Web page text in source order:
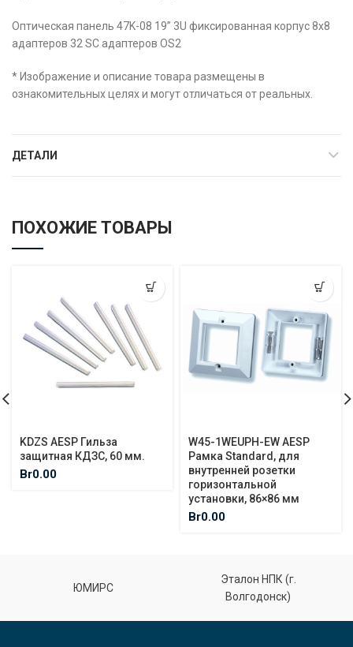
Оптическая панель 47K-08 19” 3U фиксированная корпус 8х8
адаптеров 32 SC адаптеров OS2
* Изображение и описание товара размещены в
ознакомительных целях и могут отличаться от реальных.
ДЕТАЛИ
ПОХОЖИЕ ТОВАРЫ
KDZS AESP Гильза
защитная КДЗС, 60 мм.
Br0.00
W45-1WEUPH-EW AESP
Рамка Standard, для
внутренней розетки
горизонтальной
установки, 86×86 мм
Br0.00
ЮМИРС
Эталон НПК (г.
Волгодонск)